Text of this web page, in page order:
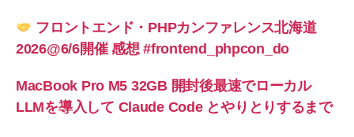
フロントエンド・PHPカンファレンス北海道
2026@6/6開催 感想 #frontend_phpcon_do
MacBook Pro M5 32GB 開封後最速でローカル
LLMを導入して Claude Code とやりとりするまで